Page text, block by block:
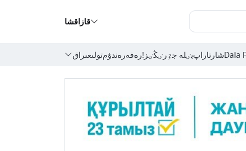
قازاقشا
Dalaشارتاراپبٸلە جٷرٸڭٸز!رەفەرەندۋمتولىعىراق